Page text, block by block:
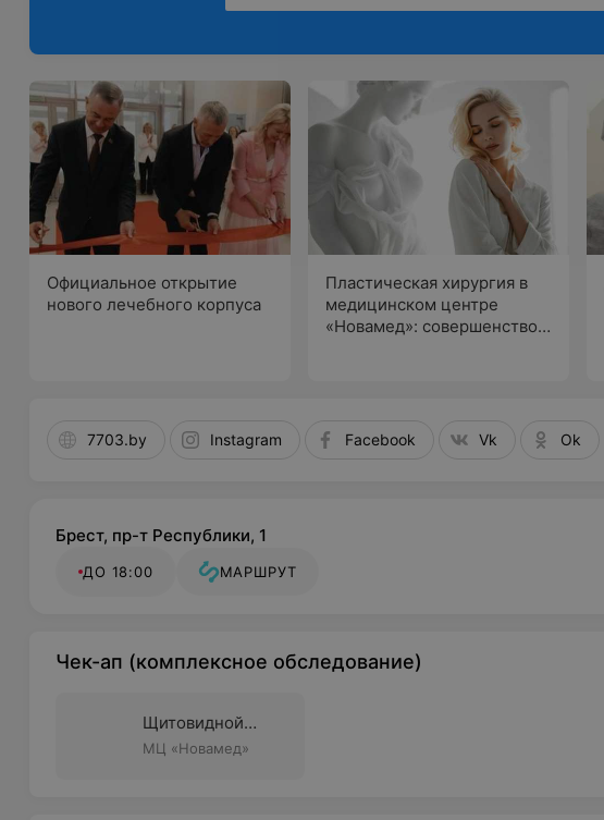
Официальное открытие
нового лечебного корпуса
Пластическая хирургия в
медицинском центре
«Новамед»: совершенство в
7703.by Instagram Facebook Vk Ok
Брест, пр-т Республики, 1
ДО 18:00 МАРШРУТ
Чек-ап (комплексное обследование)
Щитовидной
железы
МЦ «Новамед»